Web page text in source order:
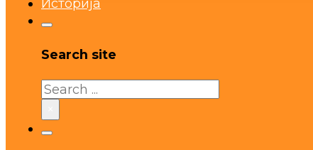
Историја
Search site
Search